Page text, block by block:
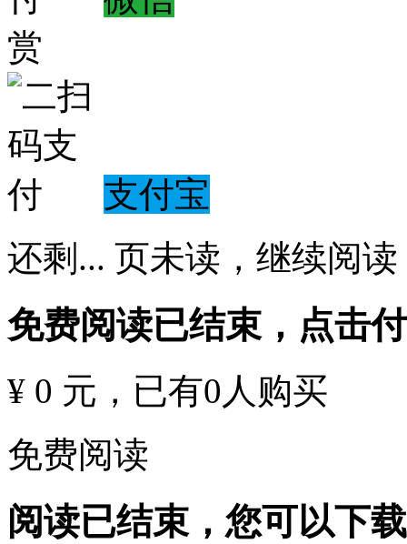
赏
支付宝
还剩 ... 页未读， 继续阅读
免费阅读已结束，点击
¥ 0 元 ，已有0 人购买
免费阅读
阅读已结束，您可以下